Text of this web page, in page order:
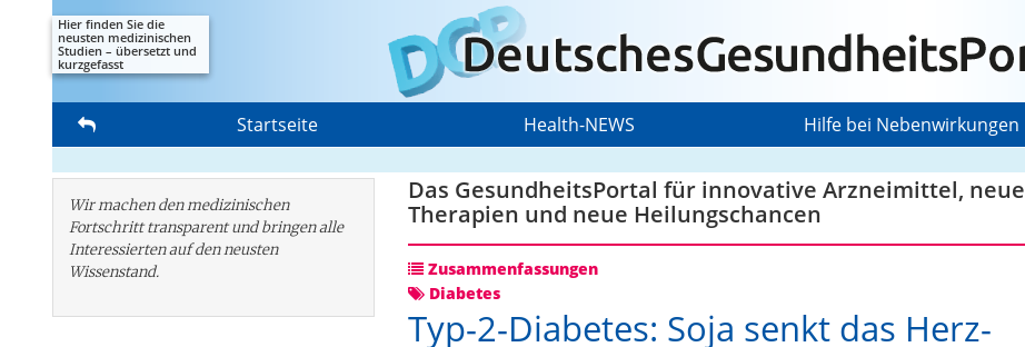
Hier finden Sie die
neusten medizinischen
Studien – übersetzt und
kurzgefasst
Startseite Health-NEWS Hilfe bei Nebenwirkungen
Wir machen den medizinischen
Fortschritt transparent und bringen alle
Interessierten auf den neusten
Wissenstand.
Das GesundheitsPortal für innovative Arzneimittel, neue
Therapien und neue Heilungschancen
Zusammenfassungen
Diabetes
Typ-2-Diabetes: Soja senkt das Herz-